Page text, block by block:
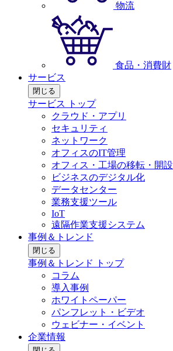
物流
食品・消費財
サービス
閉じる
サービス トップ
クラウド・アプリ
セキュリティ
ネットワーク
オフィスのIT管理
オフィス・工場の移転・開設
ビジネスのデジタル化
データセンター
業務支援ツール
IoT
遠隔作業支援システム
事例＆トレンド
閉じる
事例＆トレンド トップ
コラム
導入事例
ホワイトペーパー
パンフレット・ビデオ
ウェビナー・イベント
企業情報